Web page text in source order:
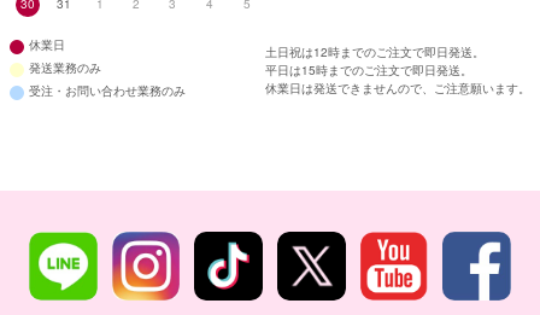
30
31 1 2 3 4 5
休業日
発送業務のみ
受注・お問い合わせ業務のみ
土日祝は12時までのご注文で即日発送。
平日は15時までのご注文で即日発送。
休業日は発送できませんので、ご注意願います。